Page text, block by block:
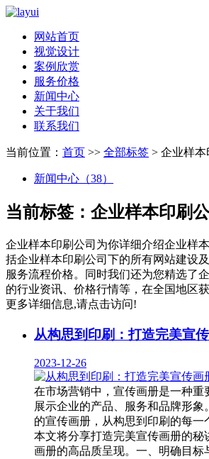
网站首页
视觉设计
案例欣赏
服务价格
新闻中心
关于我们
联系我们
当前位置： 首页 >> 全部标签 > 企业样本
新闻中心（38）
当前标签： 企业样本印刷
企业样本印刷公司 为你详细介绍企业样
括企业样本印刷公司 下的所有网站建设
服务流程价格。同时我们还为您精选了
的行业资讯、价格行情等，在全国地区
更多详细信息,请点击访问!
从构思到印刷：打造完美宣
2023-12-26
在市场营销中，宣传画册是一种重
展示企业的产品、服务和品牌形象
的宣传画册，从构思到印刷的每一
本文将分享打造完美宣传画册的秘
画册的高品质呈现。一、明确目标